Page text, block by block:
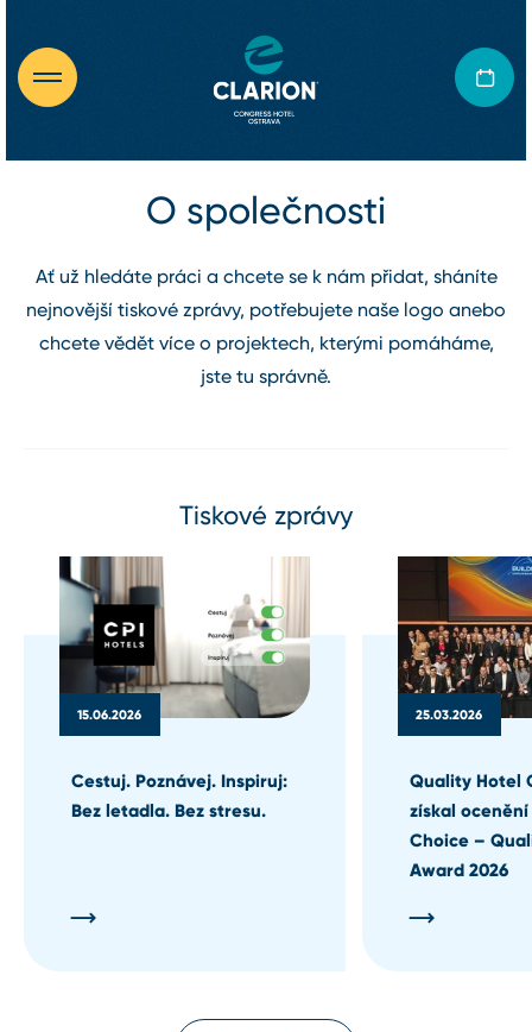
O společnosti
Ať už hledáte práci a chcete se k nám přidat, sháníte
nejnovější tiskové zprávy, potřebujete naše logo anebo
chcete vědět více o projektech, kterými pomáháme,
jste tu správně.
Tiskové zprávy
15.06.2026
Cestuj. Poznávej. Inspiruj:
Bez letadla. Bez stresu.
25.03.2026
Quality Hotel
získal
Choice –
Award 2026